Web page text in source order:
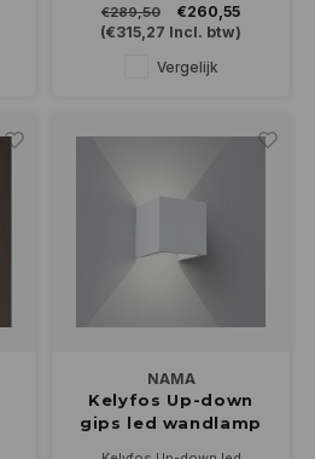
op de wand geeft. In wit, zwart
of geborsteld aluminium.
€289,50
€260,55
(€315,27 Incl. btw)
Vergelijk
NAMA
Kelyfos Up-down
gips led wandlamp